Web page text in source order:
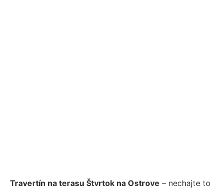
Travertín na terasu Štvrtok na Ostrove – nechajte to